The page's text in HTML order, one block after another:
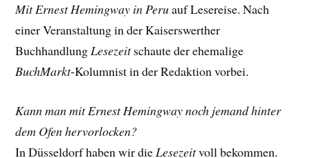
Mit Ernest Hemingway in Peruauf Lesereise. Nach
einer Veranstaltung in der Kaiserswerther
BuchhandlungLesezeitschaute der ehemalige
BuchMarkt-Kolumnist in der Redaktion vorbei.
Kann man mit Ernest Hemingway noch jemand hinter
dem Ofen hervorlocken?
In Düsseldorf haben wir dieLesezeitvoll bekommen.